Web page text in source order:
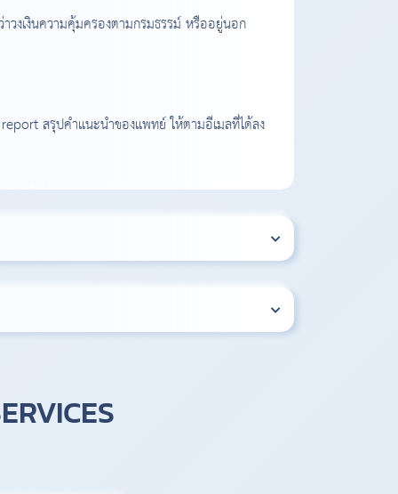
วงเงินความคุ้มครองตามกรมธรรม์ หรืออยู่นอก
report สรุปคำแนะนำของแพทย์ ให้ตามอีเมลที่ได้ลง